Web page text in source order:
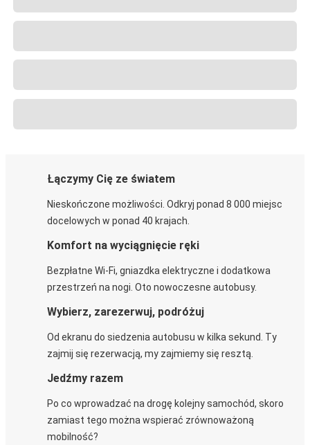
Łączymy Cię ze światem
Nieskończone możliwości. Odkryj ponad 8 000 miejsc
docelowych w ponad 40 krajach.
Komfort na wyciągnięcie ręki
Bezpłatne Wi-Fi, gniazdka elektryczne i dodatkowa
przestrzeń na nogi. Oto nowoczesne autobusy.
Wybierz, zarezerwuj, podróżuj
Od ekranu do siedzenia autobusu w kilka sekund. Ty
zajmij się rezerwacją, my zajmiemy się resztą.
Jedźmy razem
Po co wprowadzać na drogę kolejny samochód, skoro
zamiast tego można wspierać zrównoważoną
mobilność?